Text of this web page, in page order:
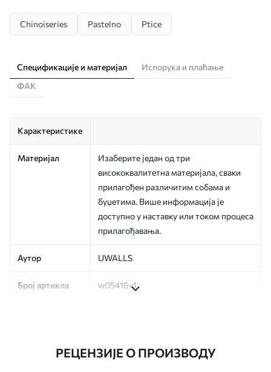
Chinoiseries Pastelno Ptice
Спецификације и материјал
Испорука и плаћање
ФАК
Карактеристике
Материјал
Изаберите један од три
висококвалитетна материјала, сваки
прилагођен различитим собама и
буџетима. Више информација је
доступно у наставку или током процеса
прилагођавања.
Аутор UWALLS
Број артикла w05416v1
РЕЦЕНЗИЈЕ О ПРОИЗВОДУ